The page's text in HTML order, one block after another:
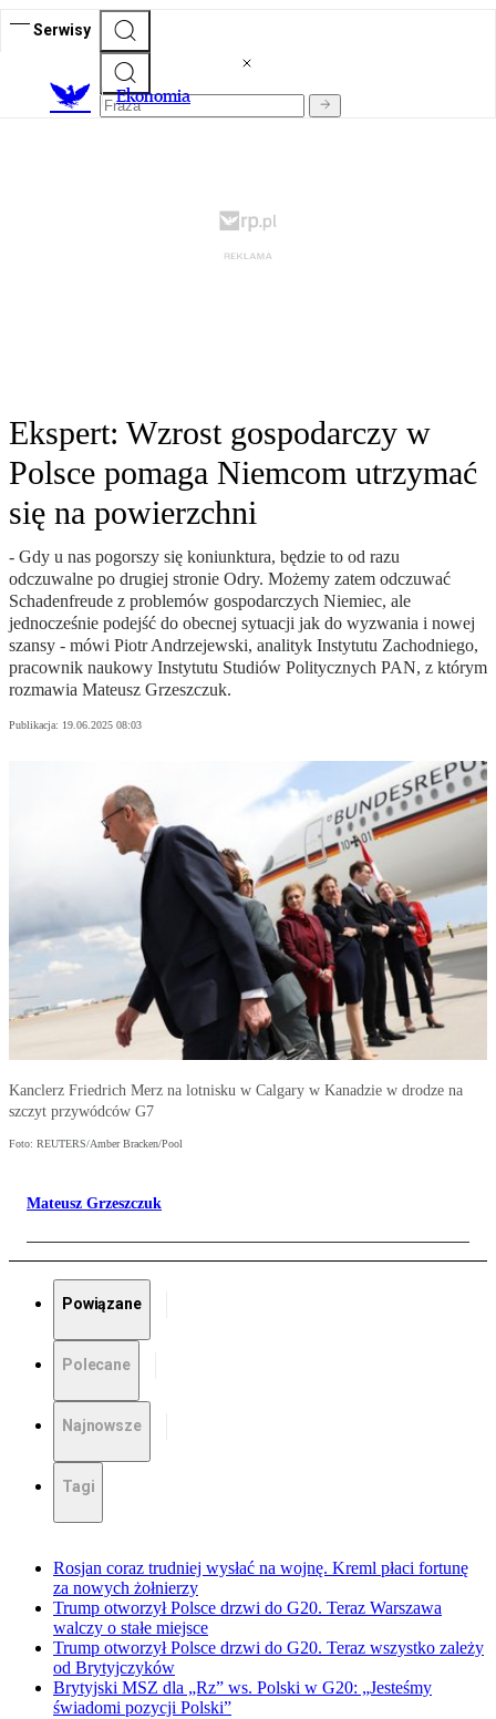
Serwisy
Ekonomia
Ekspert: Wzrost gospodarczy w
Polsce pomaga Niemcom utrzymać
się na powierzchni
- Gdy u nas pogorszy się koniunktura, będzie to od razu
odczuwalne po drugiej stronie Odry. Możemy zatem odczuwać
Schadenfreude z problemów gospodarczych Niemiec, ale
jednocześnie podejść do obecnej sytuacji jak do wyzwania i nowej
szansy - mówi Piotr Andrzejewski, analityk Instytutu Zachodniego,
pracownik naukowy Instytutu Studiów Politycznych PAN, z którym
rozmawia Mateusz Grzeszczuk.
Publikacja: 19.06.2025 08:03
Kanclerz Friedrich Merz na lotnisku w Calgary w Kanadzie w drodze na
szczyt przywódców G7
Foto: REUTERS/Amber Bracken/Pool
Mateusz Grzeszczuk
Powiązane
Polecane
Najnowsze
Tagi
Rosjan coraz trudniej wysłać na wojnę. Kreml płaci fortunę
za nowych żołnierzy
Trump otworzył Polsce drzwi do G20. Teraz Warszawa
walczy o stałe miejsce
Trump otworzył Polsce drzwi do G20. Teraz wszystko zależy
od Brytyjczyków
Brytyjski MSZ dla „Rz” ws. Polski w G20: „Jesteśmy
świadomi pozycji Polski”